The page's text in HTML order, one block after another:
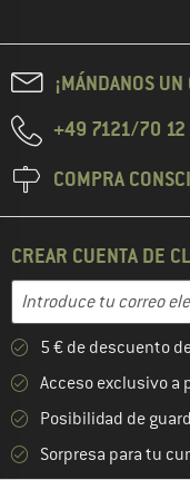
¡MÁNDANOS
+49 7121/70 12
COMPRA
CREAR CUENTA DE
Dirección de correo
Introduce aquí tu
5 € de descuento
Acceso exclusivo a
Posibilidad de
Sorpresa para tu